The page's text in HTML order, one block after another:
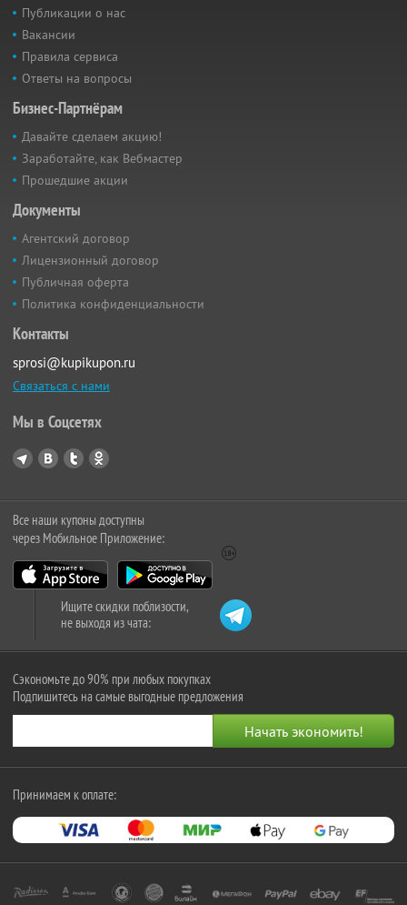
Публикации о нас
Вакансии
Правила сервиса
Ответы на вопросы
Бизнес-Партнёрам
Давайте сделаем акцию!
Заработайте, как Вебмастер
Прошедшие акции
Документы
Агентский договор
Лицензионный договор
Публичная оферта
Политика конфиденциальности
Контакты
sprosi@kupikupon.ru
Связаться с нами
Мы в Соцсетях
Все наши купоны доступны
через Мобильное Приложение:
Ищите скидки поблизости,
не выходя из чата:
Сэкономьте до 90% при любых покупках
Подпишитесь на самые выгодные предложения
Принимаем к оплате: